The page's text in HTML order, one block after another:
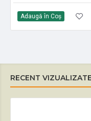
Adaugă în Coş
RECENT VIZUALIZATE